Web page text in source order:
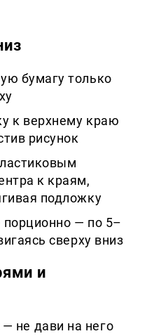
бумагу только
к верхнему краю
рисунок
к краям,
подложку
— по 5–
сверху вниз
и
не дави на него